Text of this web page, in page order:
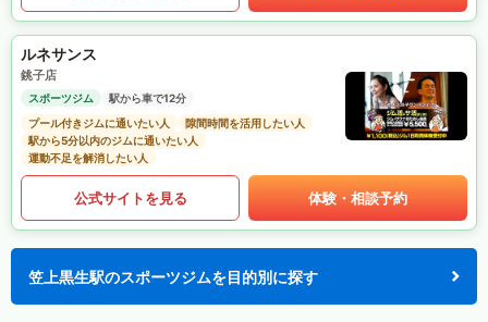
ルネサンス
銚子店
スポーツジム
駅から車で12分
プール付きジムに通いたい人
隙間時間を活用したい人
駅から5分以内のジムに通いたい人
運動不足を解消したい人
公式サイトを見る 体験・相談予約
笠上黒生駅のスポーツジムを目的別に探す